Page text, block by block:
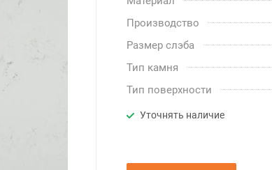
Производство
Размер слэба
Тип камня
Тип поверхности
Уточнять наличие